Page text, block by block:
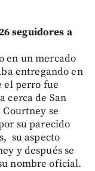
seguidores a
en un mercado
entregando en
el perro fue
cerca de San
se
su parecido
su aspecto
y después se
nombre oficial.